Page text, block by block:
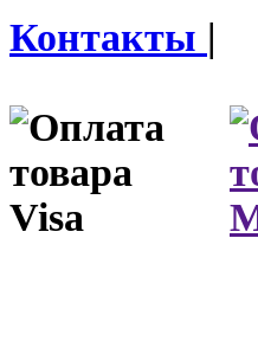
Контакты |